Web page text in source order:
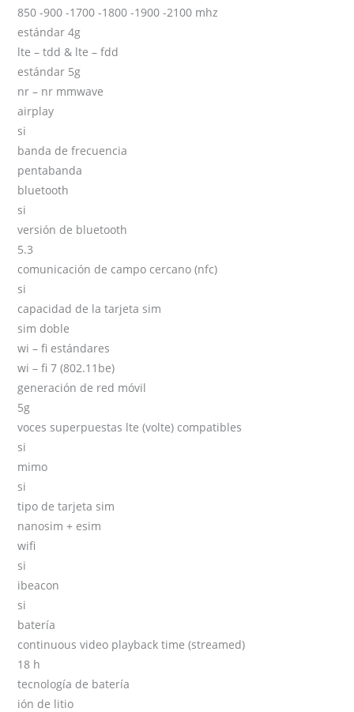
850 -900 -1700 -1800 -1900 -2100 mhz
estándar 4g
lte – tdd & lte – fdd
estándar 5g
nr – nr mmwave
airplay
si
banda de frecuencia
pentabanda
bluetooth
si
versión de bluetooth
5.3
comunicación de campo cercano (nfc)
si
capacidad de la tarjeta sim
sim doble
wi – fi estándares
wi – fi 7 (802.11be)
generación de red móvil
5g
voces superpuestas lte (volte) compatibles
si
mimo
si
tipo de tarjeta sim
nanosim + esim
wifi
si
ibeacon
si
batería
continuous video playback time (streamed)
18 h
tecnología de batería
ión de litio